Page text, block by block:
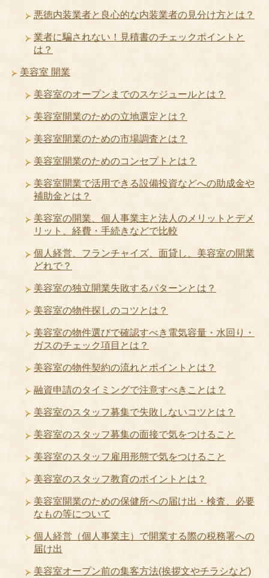
悪徳内装業者と良心的な内装業者の見分け方とは？
業者に騙されない！見積書のチェックポイントと
は？
美容室 開業
美容室のオープンまでのスケジュールとは？
美容室開業のための立地選定とは？
美容室開業のための市場調査とは？
美容室開業のためのコンセプトとは？
美容室開業で活用できる設備投資などへの助成金や
補助金とは？
美容室の開業、個人事業主と法人のメリットとデメ
リット、経費・手続きなどで比較
個人経営、フランチャイズ、面貸し、美容室の開業
どれで？
美容室の独立開業失敗するパターンとは？
美容室の物件探しのコツとは？
美容室の物件選びで確認すべき電気容量・水回り・
ガスのチェック項目とは？
美容室の物件契約の流れとポイントとは？
融資申請のタイミングで注意すべきことは？
美容室のスタッフ募集で失敗しないコツとは？
美容室のスタッフ募集の面接で気をつけること
美容室のスタッフ雇用形態で気をつけること
美容室のスタッフ教育のポイントとは？
美容室開業のための保健所への届け出・検査、必要
なもの等について
個人経営（個人事業主）で開業する際の税務署への
届け出
美容室オープン前の集客方法(挨拶文やチラシなど)